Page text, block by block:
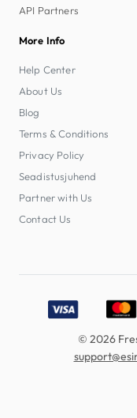
API Partners
More Info
Help Center
About Us
Blog
Terms & Conditions
Privacy Policy
Seadistusjuhend
Partner with Us
Contact Us
Accepted
© 2026